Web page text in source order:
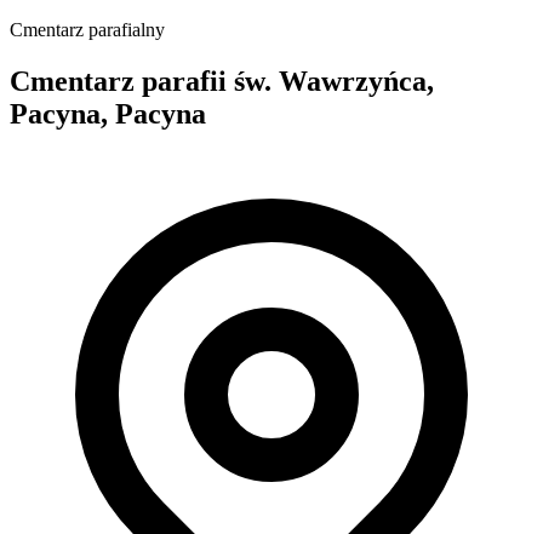
Cmentarz parafialny
Cmentarz parafii św. Wawrzyńca,
Pacyna, Pacyna